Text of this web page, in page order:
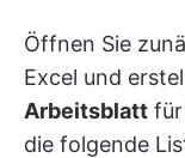
Öffnen Sie
Excel und
Arbeitsblatt für
die folgende